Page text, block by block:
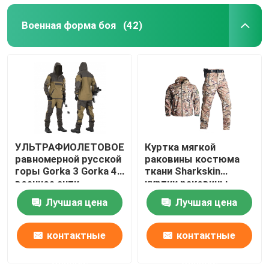
Изготовленная на заказ военная форма
Военная форма боя (42)
УЛЬТРАФИОЛЕТОВОЕ
равномерной русской
горы Gorka 3 Gorka 4
военное анти-
статическое анти-
Лучшая цена
контактные
Куртка мягкой
раковины костюма
ткани Sharkskin
куртки раковины
водоустойчивой
опрометчивой мягкой
водоустойчивая
Лучшая цена
контактные